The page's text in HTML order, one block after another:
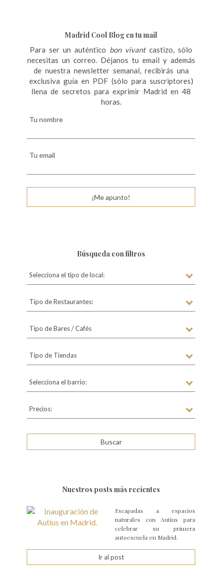
Madrid Cool Blog en tu mail
Para ser un auténtico bon vivantcastizo, sólo
necesitas un correo. Déjanos tu email y además
de nuestra newsletter semanal, recibirás una
exclusiva guía en PDF (sólo para suscriptores)
llena de secretos para exprimir Madrid en 48
horas.
Tu nombre
Tu email
¡Me apunto!
Búsqueda con filtros
Selecciona el tipo de local:
Tipo de Restaurantes:
Tipo de Bares / Cafés
Tipo de Tiendas
Selecciona el barrio:
Precios:
Nuestros posts más recientes
Escapadas a espacios
naturales con Autius para
celebrar su primera
autoescuela en Madrid.
Ir al post